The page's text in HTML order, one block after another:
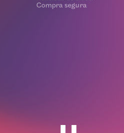
Compra segura